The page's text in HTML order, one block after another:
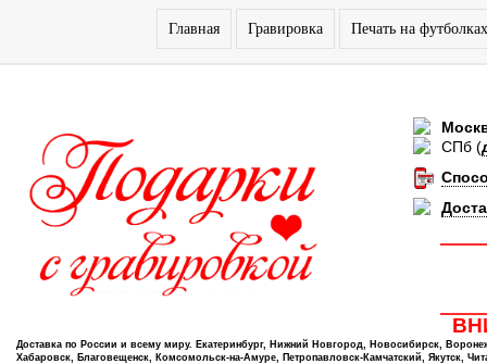
Главная Гравировка Печать на футболках
СПб (
Доставка по России и всему миру. Екатеринбург, Нижний Новгород, Новосибирск,
Хабаровск, Благовещенск, Комсомольск-на-Амуре, Петропавловск-Камчатский, Якутск,